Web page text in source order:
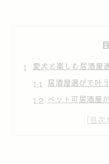
愛犬と楽しむ居酒屋
居酒屋選びで叶
ペット可居酒屋
犬連れにうれし